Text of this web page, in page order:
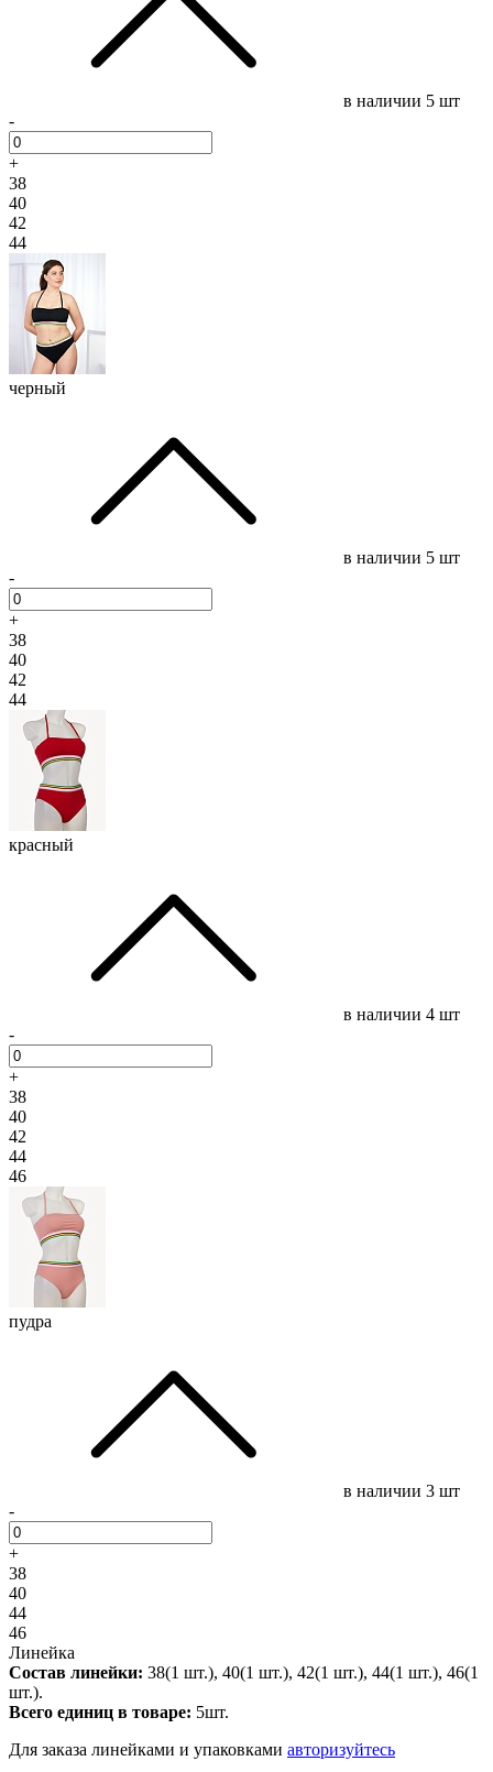
в наличии 5 шт
-
+
38
40
42
44
черный
в наличии 5 шт
-
+
38
40
42
44
красный
в наличии 4 шт
-
+
38
40
42
44
46
пудра
в наличии 3 шт
-
+
38
40
44
46
Линейка
Состав линейки: 38(1 шт.), 40(1 шт.), 42(1 шт.), 44(1 шт.), 46(1
шт.).
Всего единиц в товаре: 5шт.
Для заказа линейками и упаковками авторизуйтесь